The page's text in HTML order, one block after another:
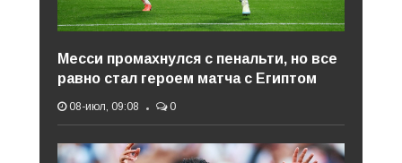
Месси промахнулся с пенальти, но все
равно стал героем матча с Египтом
08-июл, 09:08 0